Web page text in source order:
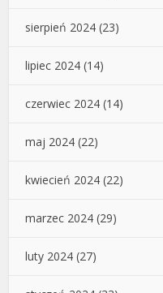
sierpień 2024 (23)
lipiec 2024 (14)
czerwiec 2024 (14)
maj 2024 (22)
kwiecień 2024 (22)
marzec 2024 (29)
luty 2024 (27)